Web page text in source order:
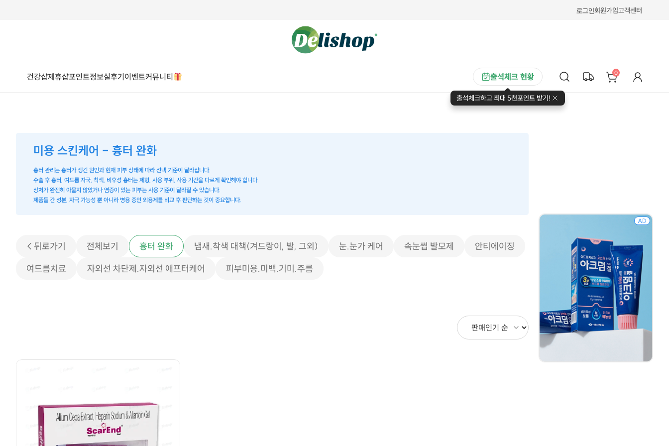
로그인회원가입고객센터
출석체크 현황
출석체크하고 최대 5천포인트 받기!
0
건강샵제휴샵포인트정보실후기이벤트커뮤니티
미용 스킨케어 - 흉터 완화
흉터 관리는 흉터가 생긴 원인과 현재 피부 상태에 따라 선택 기준이 달라집니다.
수술 후 흉터, 여드름 자국, 착색, 비후성 흉터는 제형, 사용 부위, 사용 기간을 다르게 확인해야 합니다.
상처가 완전히 아물지 않았거나 염증이 있는 피부는 사용 기준이 달라질 수 있습니다.
제품들 간 성분, 자극 가능성 뿐 아니라 병용 중인 외용제를 비교 후 판단하는 것이 중요합니다.
< 뒤로가기 전체보기 흉터 완화 냄새.착색 대책(겨드랑이, 발, 그외) 눈.눈가 케어 속눈썹 발모제
안티에이징
여드름치료
자외선 차단제.자외선 애프터케어 피부미용.미백.기미.주름
AD